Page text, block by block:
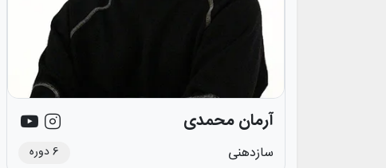
آرمان محمدی
سازدهنی 6دوره